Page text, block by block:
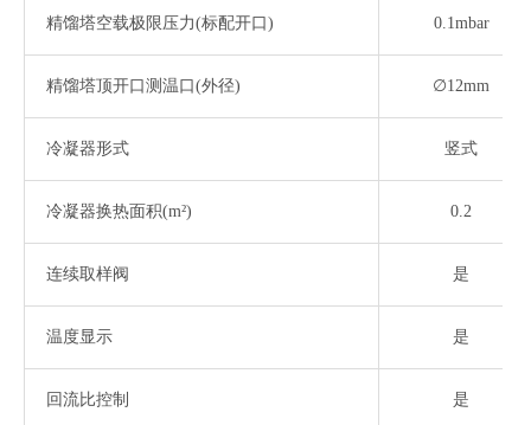
精馏塔空载极限压力(标配开口) 0.1mbar
精馏塔顶开口测温口 (外径) ∅12mm
冷凝器形式 竖式
冷凝器换热面积(m²) 0.2
连续取样阀 是
温度显示 是
回流比控制 是